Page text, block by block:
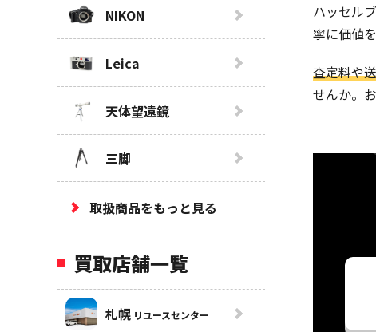
ハッセル
寧に価値
査定料や
せんか。
NIKON
Leica
天体望遠鏡
三脚
取扱商品をもっと見る
買取店舗一覧
札幌 リユースセンター